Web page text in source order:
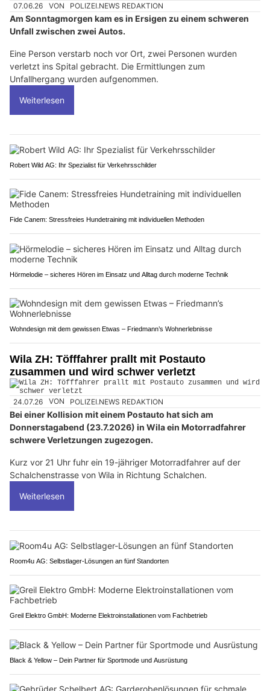
07.06.26 VON POLIZEI.NEWS REDAKTION
Am Sonntagmorgen kam es in Ersigen zu einem schweren
Unfall zwischen zwei Autos.
Eine Person verstarb noch vor Ort, zwei Personen wurden
verletzt ins Spital gebracht. Die Ermittlungen zum
Unfallhergang wurden aufgenommen.
Weiterlesen
Robert Wild AG: Ihr Spezialist für Verkehrsschilder
Fide Canem: Stressfreies Hundetraining mit individuellen Methoden
Hörmelodie – sicheres Hören im Einsatz und Alltag durch moderne Technik
Wohndesign mit dem gewissen Etwas – Friedmann’s Wohnerlebnisse
Wila ZH: Töfffahrer prallt mit Postauto
zusammen und wird schwer verletzt
24.07.26 VON POLIZEI.NEWS REDAKTION
Bei einer Kollision mit einem Postauto hat sich am
Donnerstagabend (23.7.2026) in Wila ein Motorradfahrer
schwere Verletzungen zugezogen.
Kurz vor 21 Uhr fuhr ein 19-jähriger Motorradfahrer auf der
Schalchenstrasse von Wila in Richtung Schalchen.
Weiterlesen
Room4u AG: Selbstlager-Lösungen an fünf Standorten
Greil Elektro GmbH: Moderne Elektroinstallationen vom Fachbetrieb
Black & Yellow – Dein Partner für Sportmode und Ausrüstung